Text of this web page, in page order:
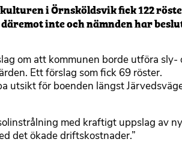
i Örnsköldsvik fick 122
inte och nämnden har
om att kommunen borde utföra sly-
Ett förslag som fick 69 röster.
utsikt för boenden längst
med kraftigt uppslag av
det ökade driftskostnader.”